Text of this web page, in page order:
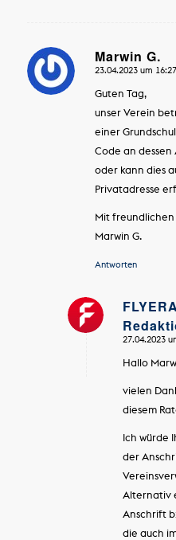
Marwin G.
sagte:
23.04.2023 um 16:27
Guten Tag,
unser Verein
einer
Code an dessen
oder kann dies
Privatadresse
Mit freundlichen
Marwin G.
Antworten
sagte:
27.04.2023
Hallo
vielen
diesem
Ich würde
der
Alternativ
Anschrift
die auch